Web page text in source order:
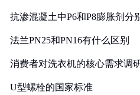
抗渗混凝土中P6和P8膨胀剂分
法兰PN25和PN16有什么区别
消费者对洗衣机的核心需求调
U型螺栓的国家标准